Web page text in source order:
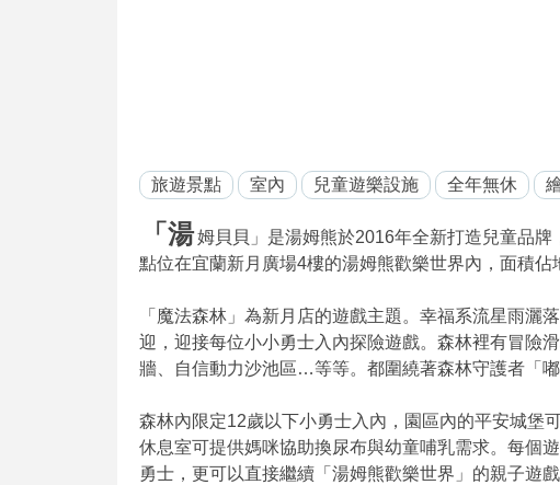
旅遊景點 室內 兒童遊樂設施 全年無休
「湯姆貝貝」是湯姆熊於2016年全新打造兒童品
點位在宜蘭新月廣場4樓的湯姆熊歡樂世界內，面積佔
「魔法森林」為新月店的遊戲主題。幸福系流星雨灑
迎，迎接每位小小勇士入內探險遊戲。森林裡有冒險
牆、自信動力沙池區…等等。都圍繞著森林守護者「
森林內限定12歲以下小勇士入內，園區內的平安城堡
休息室可提供媽咪協助換尿布與幼童哺乳需求。每個
勇士，更可以直接繼續「湯姆熊歡樂世界」的親子遊